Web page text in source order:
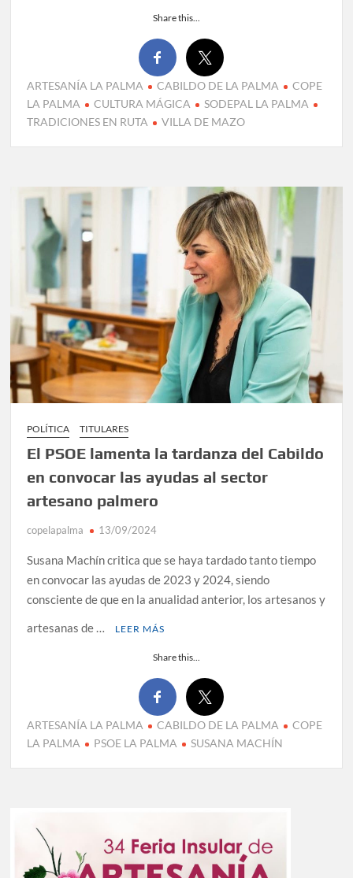
Share this...
ARTESANÍA LA PALMA CABILDO DE LA PALMA
COPE
LA PALMA
CULTURA MÁGICA
SODEPAL LA PALMA
TRADICIONES EN RUTA
VILLA DE MAZO
POLÍTICA TITULARES
El PSOE lamenta la tardanza del Cabildo
en convocar las ayudas al sector
artesano palmero
copelapalma 13/09/2024
Susana Machín critica que se haya tardado tanto tiempo
en convocar las ayudas de 2023 y 2024, siendo
consciente de que en la anualidad anterior, los artesanos y
artesanas de …
LEER MÁS
Share this...
ARTESANÍA LA PALMA CABILDO DE LA PALMA
COPE
LA PALMA
PSOE LA PALMA SUSANA MACHÍN